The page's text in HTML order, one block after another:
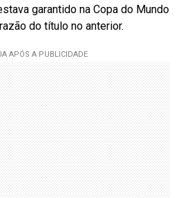
garantido na Copa do Mundo
do título no anterior.